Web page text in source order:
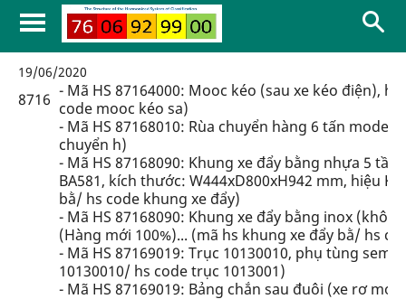
19/06/2020
8716 - Mã HS 87164000: Mooc kéo (sau xe kéo điện),
code mooc kéo sa)
- Mã HS 87168010: Rùa chuyển hàng 6 tấn model
chuyển h)
- Mã HS 87168090: Khung xe đẩy bằng nhựa 5
BA581, kích thước: W444xD800xH942 mm, hiệu
bằ/ hs code khung xe đẩy)
- Mã HS 87168090: Khung xe đẩy bằng inox
(Hàng mới 100%)... (mã hs khung xe đẩy bằ/ hs
- Mã HS 87169019: Trục 10130010, phụ tùng
10130010/ hs code trục 1013001)
- Mã HS 87169019: Bảng chắn sau đuôi (xe rơ